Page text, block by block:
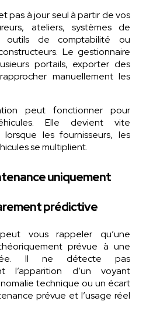
pas à jour seul à partir de vos
ateliers, systèmes de
outils de comptabilité ou
Le gestionnaire
portails, exporter des
manuellement les
peut fonctionner pour
Elle devient vite
lorsque les fournisseurs, les
se multiplient.
uniquement
prédictive
vous rappeler qu’une
prévue à une
Il ne détecte pas
l’apparition d’un voyant
technique ou un écart
prévue et l’usage réel